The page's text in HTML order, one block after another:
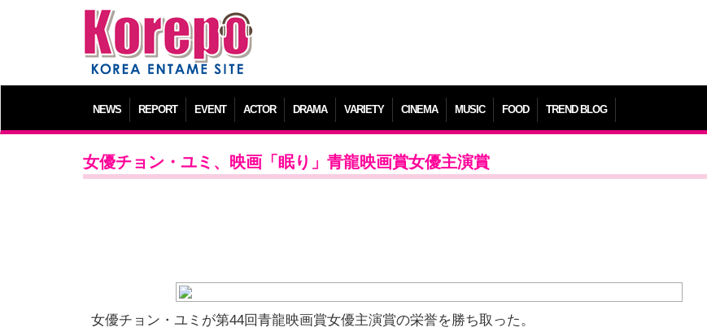
NEWS REPORT EVENT ACTOR DRAMA VARIETY CINEMA MUSIC FOOD TREND BLOG
女優チョン・ユミ、映画「眠り」青龍映画賞女優主演賞
女優チョン・ユミが第44回青龍映画賞女優主演賞の栄誉を勝ち取った。